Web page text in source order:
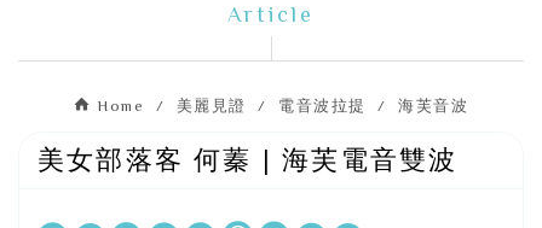
Article
Home 美麗見證 電音波拉提 海芙音波
美女部落客 何蓁 | 海芙電音雙波